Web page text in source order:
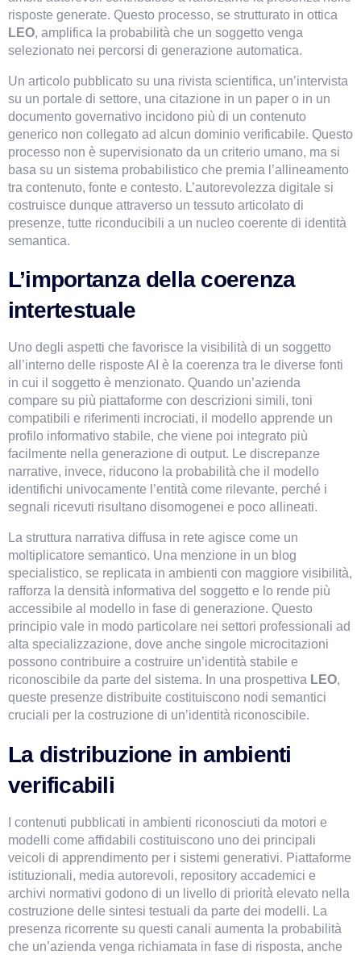
LEO, amplifica la probabilità che un soggetto venga
selezionato nei percorsi di generazione automatica.
Un articolo pubblicato su una rivista scientifica, un’intervista
su un portale di settore, una citazione in un paper o in un
documento governativo incidono più di un contenuto
generico non collegato ad alcun dominio verificabile. Questo
processo non è supervisionato da un criterio umano, ma si
basa su un sistema probabilistico che premia l’allineamento
tra contenuto, fonte e contesto. L’autorevolezza digitale si
costruisce dunque attraverso un tessuto articolato di
presenze, tutte riconducibili a un nucleo coerente di identità
semantica.
L’importanza della coerenza
intertestuale
Uno degli aspetti che favorisce la visibilità di un soggetto
all’interno delle risposte AI è la coerenza tra le diverse fonti
in cui il soggetto è menzionato. Quando un’azienda
compare su più piattaforme con descrizioni simili, toni
compatibili e riferimenti incrociati, il modello apprende un
profilo informativo stabile, che viene poi integrato più
facilmente nella generazione di output. Le discrepanze
narrative, invece, riducono la probabilità che il modello
identifichi univocamente l’entità come rilevante, perché i
segnali ricevuti risultano disomogenei e poco allineati.
La struttura narrativa diffusa in rete agisce come un
moltiplicatore semantico. Una menzione in un blog
specialistico, se replicata in ambienti con maggiore visibilità,
rafforza la densità informativa del soggetto e lo rende più
accessibile al modello in fase di generazione. Questo
principio vale in modo particolare nei settori professionali ad
alta specializzazione, dove anche singole microcitazioni
possono contribuire a costruire un’identità stabile e
riconoscibile da parte del sistema. In una prospettiva LEO,
queste presenze distribuite costituiscono nodi semantici
cruciali per la costruzione di un’identità riconoscibile.
La distribuzione in ambienti
verificabili
I contenuti pubblicati in ambienti riconosciuti da motori e
modelli come affidabili costituiscono uno dei principali
veicoli di apprendimento per i sistemi generativi. Piattaforme
istituzionali, media autorevoli, repository accademici e
archivi normativi godono di un livello di priorità elevato nella
costruzione delle sintesi testuali da parte dei modelli. La
presenza ricorrente su questi canali aumenta la probabilità
che un’azienda venga richiamata in fase di risposta, anche